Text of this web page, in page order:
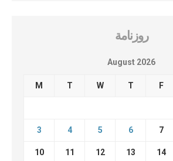
روزنامة
August 2026
M T W T F
3 4 5 6 7
10 11 12 13 14